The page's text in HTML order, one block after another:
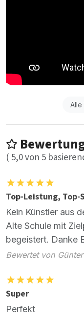
( 5,0von 5
Top-Leistung, Top-
Kein Künstler aus
Alte Schule mit
begeistert. Danke
Bewertet von
Super
Perfekt